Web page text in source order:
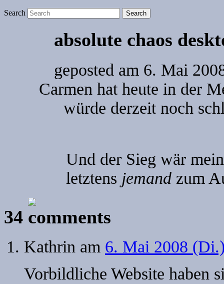
Search
absolute chaos
geposted am 6. Mai
Carmen hat heute in der
würde derzeit noch
Und der Sieg wär
letztens jemand zum
34
Kathrin am 6. Mai 2008
Vorbildliche Website haben